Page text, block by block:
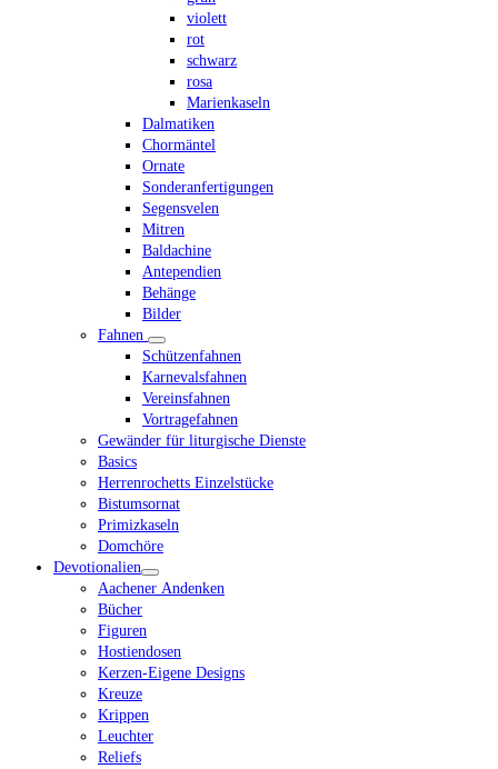
violett
rot
schwarz
rosa
Marienkaseln
Dalmatiken
Chormäntel
Ornate
Sonderanfertigungen
Segensvelen
Mitren
Baldachine
Antependien
Behänge
Bilder
Fahnen
Schützenfahnen
Karnevalsfahnen
Vereinsfahnen
Vortragefahnen
Gewänder für liturgische Dienste
Basics
Herrenrochetts Einzelstücke
Bistumsornat
Primizkaseln
Domchöre
Devotionalien
Aachener Andenken
Bücher
Figuren
Hostiendosen
Kerzen-Eigene Designs
Kreuze
Krippen
Leuchter
Reliefs